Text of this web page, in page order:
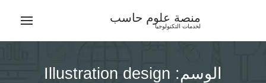
منصة علوم حاسب
لخدمات التكنولوجيا
الوسم: Illustration design